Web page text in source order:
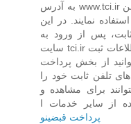
به آدرس www.tci.ir می‌توانند از سرویس های مشاهده قبض تلفن
نمایند. در ا​ین
پس از ورود به
سایت tci.ir با انتخاب گزینه پرداخت من، تکمیل فرم اطلاعات ثبت
از بخش پرداخت
تلفن ثابت خود را
برای مشاهده و
از سایر خدمات ا
پرداخت قبضینو